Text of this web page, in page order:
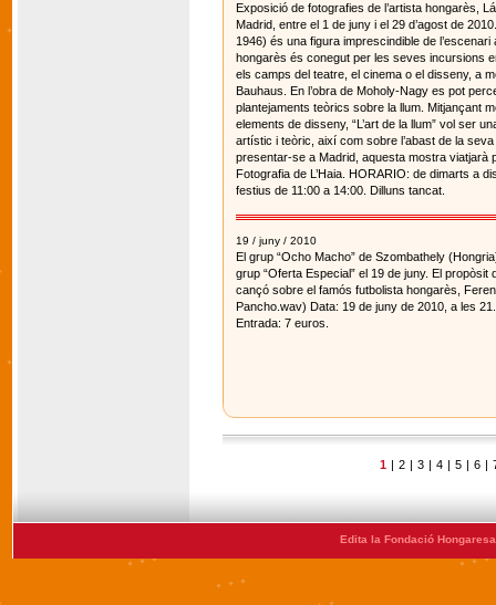
Exposició de fotografies de l’artista hongarès,
Madrid, entre el 1 de juny i el 29 d’agost de
1946) és una figura imprescindible de
hongarès és conegut per les seves incursions
els camps del teatre, el cinema o el disseny, a
Bauhaus. En l’obra de Moholy-Nagy es pot
plantejaments teòrics sobre la llum. Mitjançant
elements de disseny, “L’art de la llum” vol ser
artístic i teòric, així com sobre l’abast de la
presentar-se a Madrid, aquesta mostra viatjarà
Fotografia de L’Haia. HORARIO: de dimarts a
festius de 11:00 a 14:00. Dilluns tancat.
19 / juny / 2010
El grup “Ocho Macho” de Szombathely
grup “Oferta Especial” el 19 de juny. El
cançó sobre el famós futbolista hongarès,
Pancho.wav) Data: 19 de juny de 2010, a les
Entrada: 7 euros.
1 | 2 | 3 | 4 | 5 | 6 |
Edita la Fondació